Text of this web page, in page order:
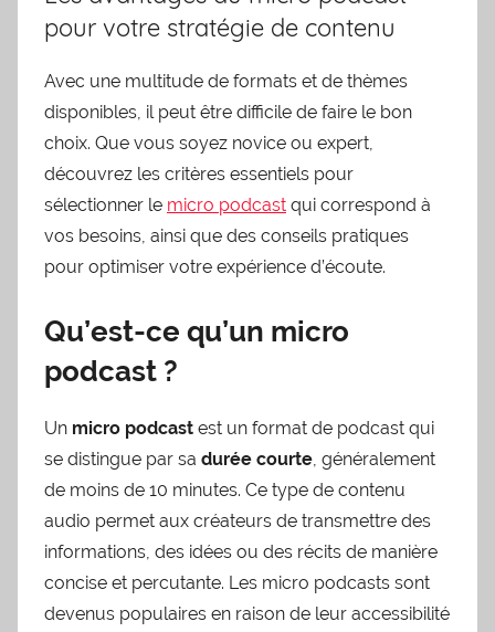
pour votre stratégie de contenu
Avec une multitude de formats et de thèmes
disponibles, il peut être difficile de faire le bon
choix. Que vous soyez novice ou expert,
découvrez les critères essentiels pour
sélectionner le micro podcast qui correspond à
vos besoins, ainsi que des conseils pratiques
pour optimiser votre expérience d’écoute.
Qu’est-ce qu’un micro
podcast ?
Un micro podcast est un format de podcast qui
se distingue par sa durée courte, généralement
de moins de 10 minutes. Ce type de contenu
audio permet aux créateurs de transmettre des
informations, des idées ou des récits de manière
concise et percutante. Les micro podcasts sont
devenus populaires en raison de leur accessibilité